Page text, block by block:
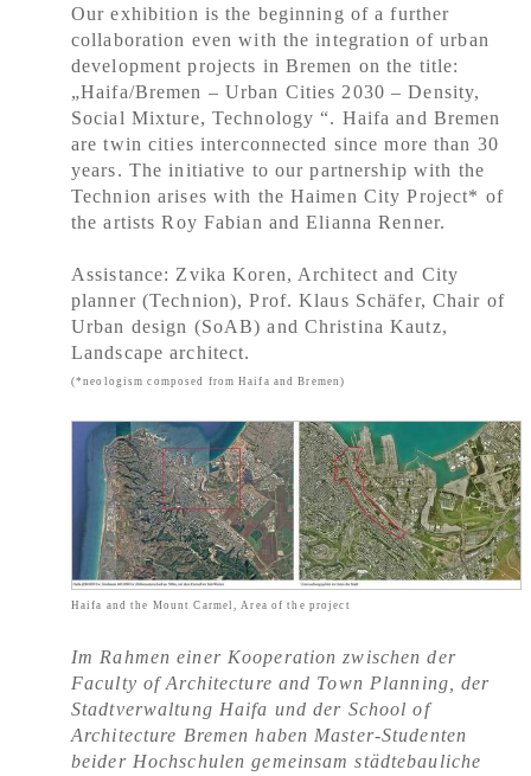
Our exhibition is the beginning of a further
collaboration even with the integration of urban
development projects in Bremen on the title:
„Haifa/Bremen – Urban Cities 2030 – Density,
Social Mixture, Technology “. Haifa and Bremen
are twin cities interconnected since more than 30
years. The initiative to our partnership with the
Technion arises with the Haimen City Project* of
the artists Roy Fabian and Elianna Renner.
Assistance: Zvika Koren, Architect and City
planner (Technion), Prof. Klaus Schäfer, Chair of
Urban design (SoAB) and Christina Kautz,
Landscape architect.
(*neologism composed from Haifa and Bremen)
Haifa and the Mount Carmel, Area of the project
Im Rahmen einer Kooperation zwischen der
Faculty of Architecture and Town Planning, der
Stadtverwaltung Haifa und der School of
Architecture Bremen haben Master-Studenten
beider Hochschulen gemeinsam städtebauliche